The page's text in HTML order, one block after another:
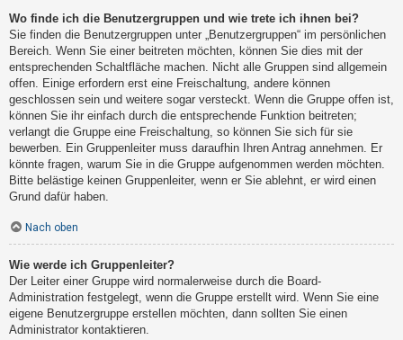
Wo finde ich die Benutzergruppen und wie trete ich ihnen bei?
Sie finden die Benutzergruppen unter „Benutzergruppen“ im persönlichen
Bereich. Wenn Sie einer beitreten möchten, können Sie dies mit der
entsprechenden Schaltfläche machen. Nicht alle Gruppen sind allgemein
offen. Einige erfordern erst eine Freischaltung, andere können
geschlossen sein und weitere sogar versteckt. Wenn die Gruppe offen ist,
können Sie ihr einfach durch die entsprechende Funktion beitreten;
verlangt die Gruppe eine Freischaltung, so können Sie sich für sie
bewerben. Ein Gruppenleiter muss daraufhin Ihren Antrag annehmen. Er
könnte fragen, warum Sie in die Gruppe aufgenommen werden möchten.
Bitte belästige keinen Gruppenleiter, wenn er Sie ablehnt, er wird einen
Grund dafür haben.
Nach oben
Wie werde ich Gruppenleiter?
Der Leiter einer Gruppe wird normalerweise durch die Board-
Administration festgelegt, wenn die Gruppe erstellt wird. Wenn Sie eine
eigene Benutzergruppe erstellen möchten, dann sollten Sie einen
Administrator kontaktieren.